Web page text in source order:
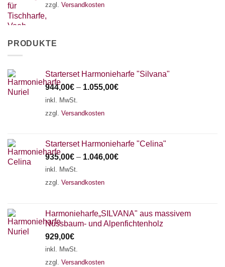
zzgl. Versandkosten
PRODUKTE
Starterset Harmonieharfe "Silvana"
944,00€ – 1.055,00€
inkl. MwSt.
zzgl. Versandkosten
Starterset Harmonieharfe "Celina"
935,00€ – 1.046,00€
inkl. MwSt.
zzgl. Versandkosten
Harmonieharfe„SILVANA" aus massivem
Nussbaum- und Alpenfichtenholz
929,00€
inkl. MwSt.
zzgl. Versandkosten